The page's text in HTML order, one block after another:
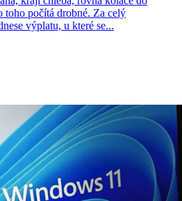
počítá drobné. Za celý
výplatu, u které se...